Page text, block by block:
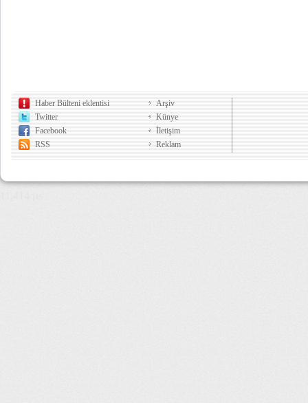
Haber Bülteni eklentisi
Twitter
Facebook
RSS
Arşiv
Künye
İletişim
Reklam